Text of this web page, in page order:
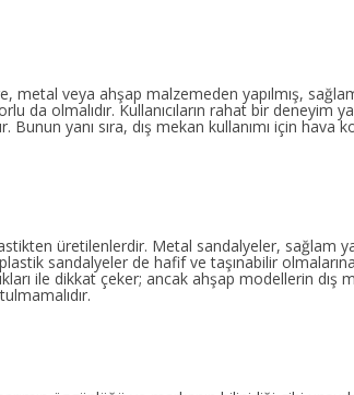
metal veya ahşap malzemeden yapılmış,
olmalıdır. Kullanıcıların rahat bir deneyim
yanı sıra, dış mekan kullanımı için hava
üretilenlerdir. Metal sandalyeler, sağlam
sandalyeler de hafif ve taşınabilir
ile dikkat çeker; ancak ahşap modellerin dış